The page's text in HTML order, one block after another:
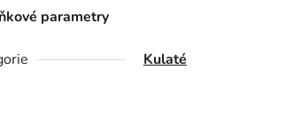
parametry
Kulaté